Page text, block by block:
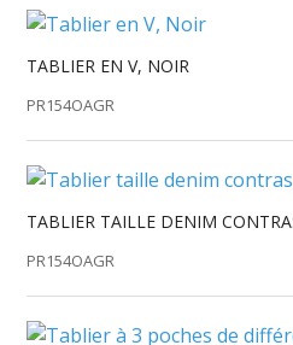
TABLIER EN V, NOIR
PR154OAGR
TABLIER TAILLE DENIM
PR154OAGR